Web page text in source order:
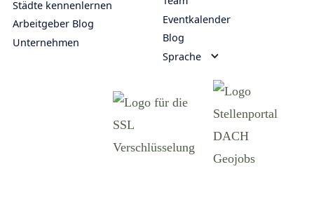
Städte kennenlernen
Arbeitgeber Blog
Unternehmen
Eventkalender
Blog
Sprache